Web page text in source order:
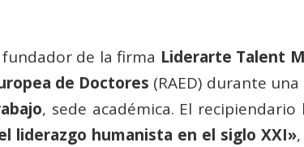
de la firma Liderarte Talent
de Doctores (RAED) durante
, sede académica. El
liderazgo humanista en el siglo XXI»